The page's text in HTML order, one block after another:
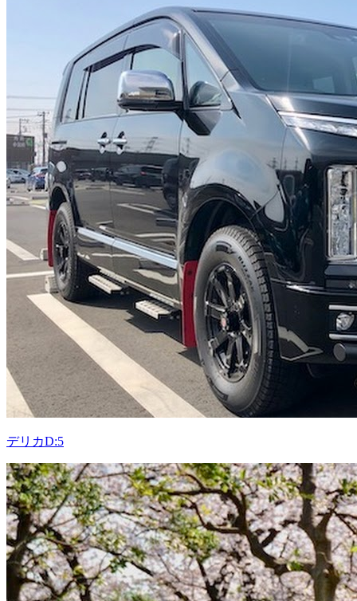
デリカD:5